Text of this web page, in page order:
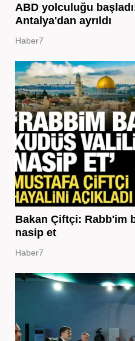
ABD yolculuğu
Antalya'dan ayrıldı
Haber7
Bakan Çiftçi: Rabb'im
nasip et
Haber7